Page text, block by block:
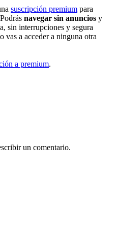
suscripción premium para
navegar sin anuncios y
sin interrupciones y segura
vas a acceder a ninguna otra
a premium.
un comentario.